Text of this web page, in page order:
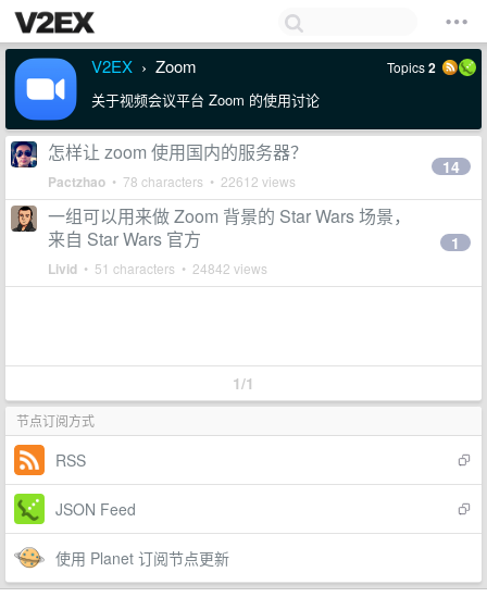
V2EX › Zoom Topics2
关于视频会议平台 Zoom 的使用讨论
怎样让 zoom 使用国内的服务器？
Pactzhao • 78 characters • 22612 views
14
一组可以用来做 Zoom 背景的 Star Wars 场景，
来自 Star Wars 官方
Livid • 51 characters • 24842 views
1
1/1
节点订阅方式
RSS
JSON Feed
使用 Planet 订阅节点更新